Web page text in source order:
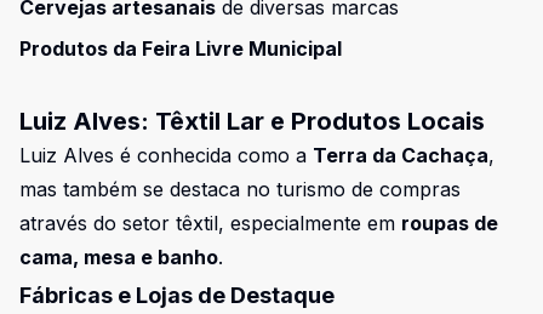
Cervejas artesanais de diversas marcas
Produtos da Feira Livre Municipal
Luiz Alves: Têxtil Lar e Produtos Locais
Luiz Alves é conhecida como a Terra da Cachaça,
mas também se destaca no turismo de compras
através do setor têxtil, especialmente em roupas de
cama, mesa e banho.
Fábricas e Lojas de Destaque